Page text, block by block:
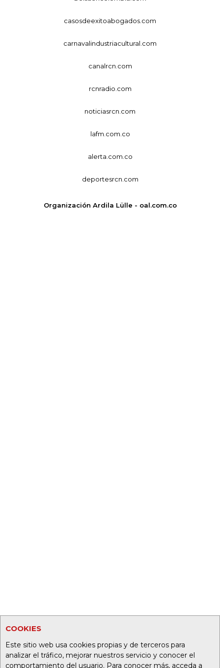
COOKIES
Este sitio web usa cookies propias y de terceros para
analizar el tráfico, mejorar nuestros servicio y conocer el
comportamiento del usuario. Para conocer más, acceda a
casosdeexitoabogados.com
carnavalindustriacultural.com
canalrcn.com
rcnradio.com
noticiasrcn.com
lafm.com.co
alerta.com.co
deportesrcn.com
Organización Ardila Lülle - oal.com.co